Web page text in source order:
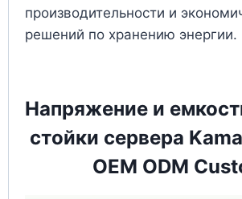
производительности и
решений по хранению энергии.
Напряжение и
стойки сервера
OEM ODM